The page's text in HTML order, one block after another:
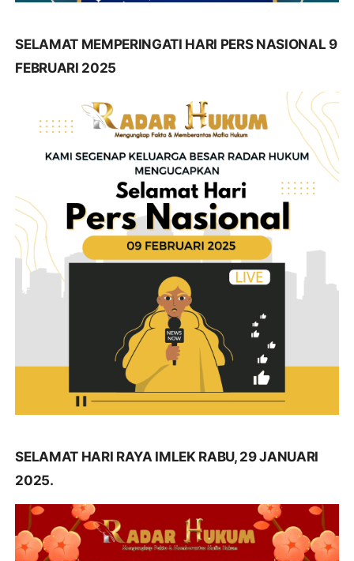
SELAMAT MEMPERINGATI HARI PERS NASIONAL 9
FEBRUARI 2025
SELAMAT HARI RAYA IMLEK RABU, 29 JANUARI
2025.